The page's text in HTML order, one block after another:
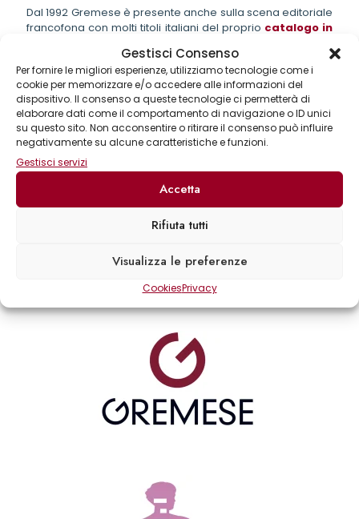
Gestisci Consenso
Per fornire le migliori esperienze, utilizziamo tecnologie come i
cookie per memorizzare e/o accedere alle informazioni del
dispositivo. Il consenso a queste tecnologie ci permetterà di
elaborare dati come il comportamento di navigazione o ID unici
su questo sito. Non acconsentire o ritirare il consenso può influire
negativamente su alcune caratteristiche e funzioni.
Gestisci servizi
Accetta
Rifiuta tutti
Visualizza le preferenze
CookiesPrivacy
Dal 1992 Gremese è presente anche sulla scena editoriale
francofona con molti titoli italiani del proprio catalogo in
Nel 2012, a seguito di un accordo di partnership, il marchio
Gremese viene gestito in Francia dalleÉditions de
Grenelle, specializzatasi nella pubblicazione di titoli di
narratori italiani per i tipi di Roma Livres.